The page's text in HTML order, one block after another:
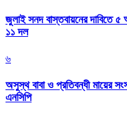
জুলাই সনদ বাস্তবায়নের দাবিতে ৫
১১ দল
৬
অসুস্থ বাবা ও প্রতিবন্ধী মায়ের
এনসিপি